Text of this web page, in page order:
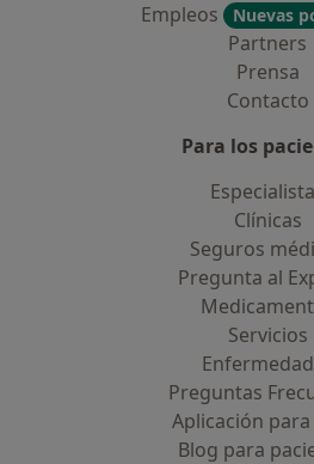
Empleos
Nuevas
Partners
Prensa
Contacto
Para los
Clínicas
Seguros
Pregunta al
Servicios
Preguntas
Aplicación
Blog para